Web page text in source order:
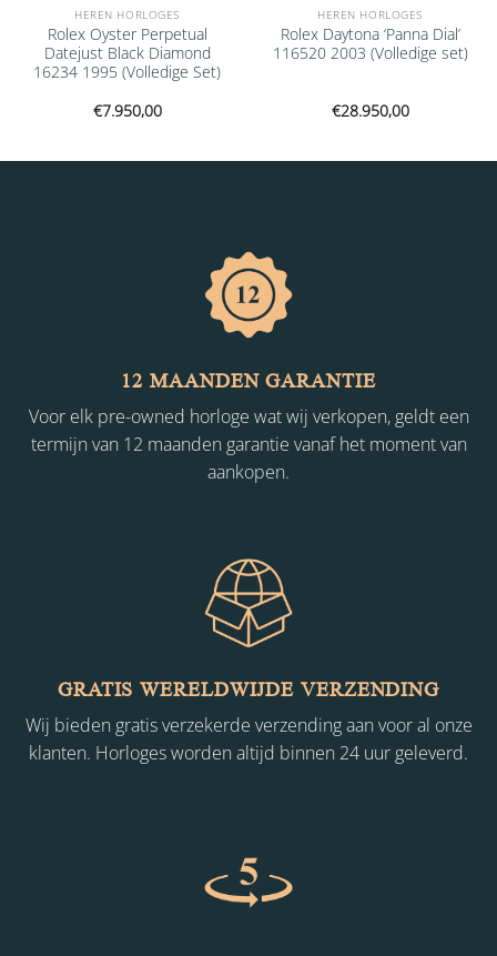
HEREN HORLOGES
Rolex Oyster Perpetual
Datejust Black Diamond
16234 1995 (Volledige Set)
€7.950,00
HEREN HORLOGES
Rolex Daytona ‘Panna Dial’
116520 2003 (Volledige set)
€28.950,00
12 MAANDEN GARANTIE
Voor elk pre-owned horloge wat wij verkopen, geldt een
termijn van 12 maanden garantie vanaf het moment van
aankopen.
GRATIS WERELDWIJDE VERZENDING
Wij bieden gratis verzekerde verzending aan voor al onze
klanten. Horloges worden altijd binnen 24 uur geleverd.